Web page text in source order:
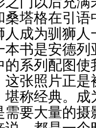
桑塔格在引
人成为驯狮
本书是安德
的系列配图使
这张照片正
堪称经典。
需要大量的